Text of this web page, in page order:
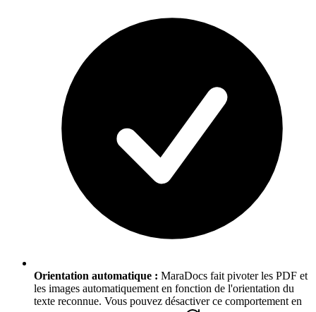
Orientation automatique : MaraDocs fait pivoter les PDF et
les images automatiquement en fonction de l'orientation du
texte reconnue. Vous pouvez désactiver ce comportement en